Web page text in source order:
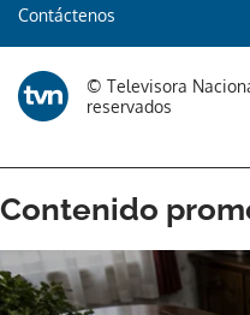
Contáctenos
© Televisora
reservados